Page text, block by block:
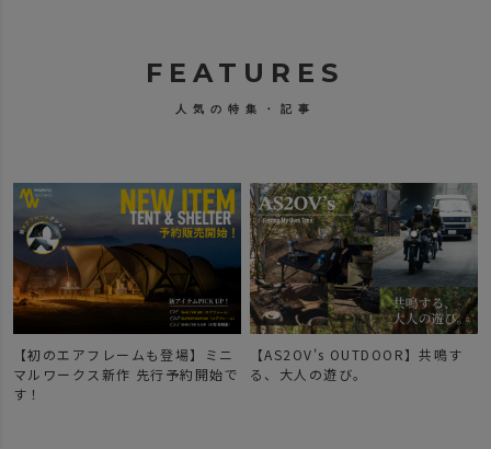
FEATURES
人気の特集・記事
【初のエアフレームも登場】ミニ
マルワークス新作 先行予約開始で
す！
【AS2OV's OUTDOOR】共鳴す
る、大人の遊び。